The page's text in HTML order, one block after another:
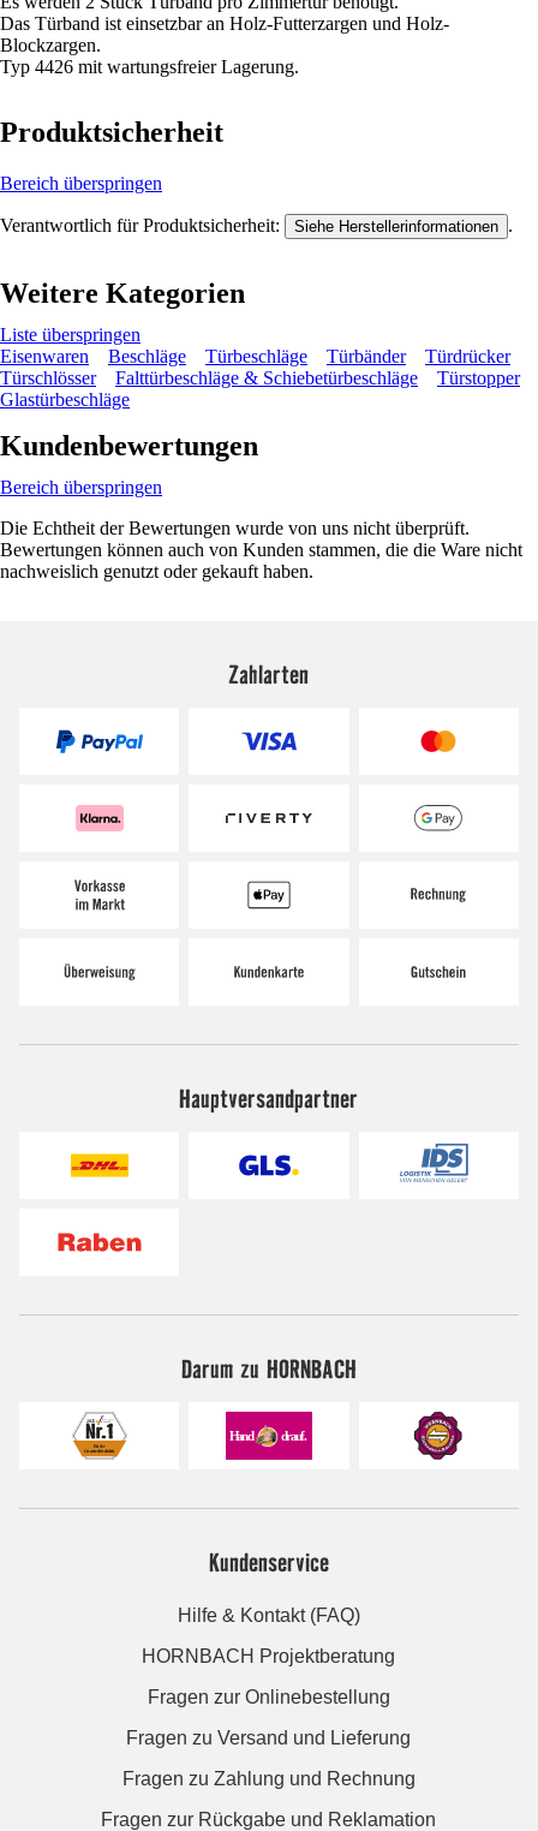
Das Türband ist einsetzbar an Holz-Futterzargen und Holz-
Blockzargen.
Typ 4426 mit wartungsfreier Lagerung.
Produktsicherheit
Bereich überspringen
Verantwortlich für Produktsicherheit: Siehe Herstellerinformationen .
Weitere Kategorien
Liste überspringen
Eisenwaren
Beschläge Türbeschläge Türbänder
Türdrücker
Türschlösser
Falttürbeschläge & Schiebetürbeschläge
Türstopper
Glastürbeschläge
Kundenbewertungen
Bereich überspringen
Die Echtheit der Bewertungen wurde von uns nicht überprüft.
Bewertungen können auch von Kunden stammen, die die Ware nicht
nachweislich genutzt oder gekauft haben.
Zahlarten
Hauptversandpartner
Darum zu HORNBACH
Kundenservice
Hilfe & Kontakt (FAQ)
HORNBACH Projektberatung
Fragen zur Onlinebestellung
Fragen zu Versand und Lieferung
Fragen zu Zahlung und Rechnung
Fragen zur Rückgabe und Reklamation